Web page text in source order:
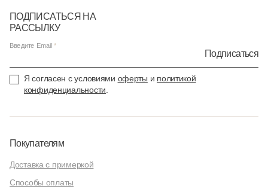
ПОДПИСАТЬСЯ НА
РАССЫЛКУ
Введите Email
Подписаться
Я согласен с условиями оферты и политикой
конфиденциальности
Покупателям
Доставка с примеркой
Способы оплаты